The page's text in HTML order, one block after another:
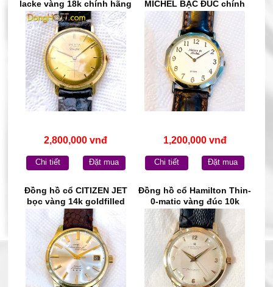
lacke vàng 18k chính hãng
Thụy Sĩ
2,800,000 vnđ
Chi tiết Đặt mua
MICHEL BẠC ĐÚC chính
hãng Pháp
1,200,000 vnđ
Chi tiết Đặt mua
Đồng hồ cổ CITIZEN JET
bọc vàng 14k goldfilled
chính hãng nhật bản
Đồng hồ cổ Hamilton Thin-
0-matic vàng đúc 10k
chính hãng thụy Sĩ